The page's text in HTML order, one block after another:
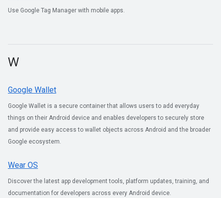
Use Google Tag Manager with mobile apps.
W
Google Wallet
Google Wallet is a secure container that allows users to add everyday
things on their Android device and enables developers to securely store
and provide easy access to wallet objects across Android and the broader
Google ecosystem.
Wear OS
Discover the latest app development tools, platform updates, training, and
documentation for developers across every Android device.